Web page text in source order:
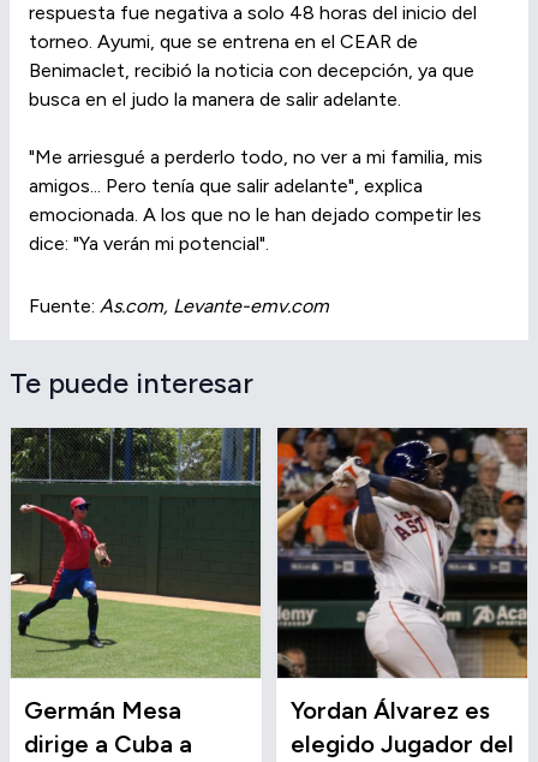
respuesta fue negativa a solo 48 horas del inicio del
torneo. Ayumi, que se entrena en el CEAR de
Benimaclet, recibió la noticia con decepción, ya que
busca en el judo la manera de salir adelante.
"Me arriesgué a perderlo todo, no ver a mi familia, mis
amigos... Pero tenía que salir adelante", explica
emocionada. A los que no le han dejado competir les
dice: "Ya verán mi potencial".
Fuente: As.com, Levante-emv.com
Te puede interesar
Germán Mesa
dirige a Cuba a
Yordan Álvarez es
elegido Jugador del